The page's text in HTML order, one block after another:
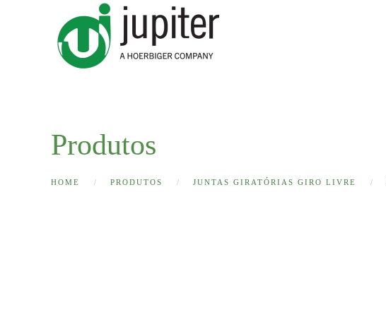
Skip to main content
Produtos
HOME PRODUTOS JUNTAS GIRATÓRIAS GIRO LIVRE